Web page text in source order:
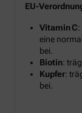
EU-
Vitamin C
eine
bei.
Biotin:
Kupfer:
bei.